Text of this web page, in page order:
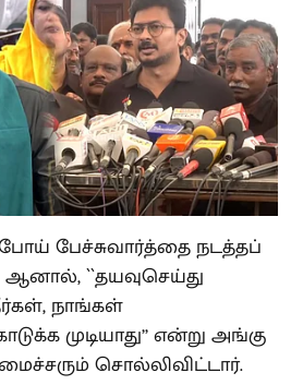
பேச்சுவார்த்தை நடத்தப்
ஆனால், ``தயவுசெய்து
நாங்கள்
முடியாது’’ என்று அங்கு
சொல்லிவிட்டார்.